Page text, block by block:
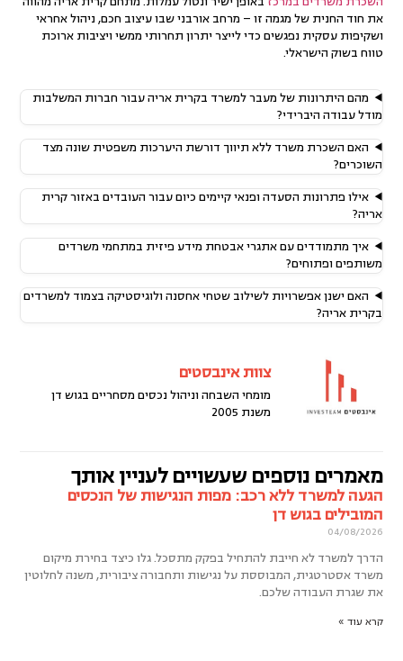
את חוד החנית של מגמה זו – מרחב אורבני שבו עיצוב חכם, ניהול אחראי
ושקיפות עסקית נפגשים כדי לייצר יתרון תחרותי ממשי ויציבות ארוכת
טווח בשוק הישראלי.
מהם היתרונות של מעבר למשרד בקרית אריה עבור חברות המשלבות
מודל עבודה היברידי?
האם השכרת משרד ללא תיווך דורשת היערכות משפטית שונה מצד
השוכרים?
אילו פתרונות הסעדה ופנאי קיימים כיום עבור העובדים באזור קרית
אריה?
איך מתמודדים עם אתגרי אבטחת מידע פיזית במתחמי משרדים
משותפים ופתוחים?
האם ישנן אפשרויות לשילוב שטחי אחסנה ולוגיסטיקה בצמוד למשרדים
בקרית אריה?
צוות אינבסטים
מומחי השבחה וניהול נכסים מסחריים בגוש דן
משנת 2005
מאמרים נוספים שעשויים לעניין אותך
הגעה למשרד ללא רכב: מפות הנגישות של הנכסים
המובילים בגוש דן
04/08/2026
הדרך למשרד לא חייבת להתחיל בפקק מתסכל. גלו כיצד בחירת מיקום
משרד אסטרטגית, המבוססת על נגישות ותחבורה ציבורית, משנה לחלוטין
את שגרת העבודה שלכם.
קרא עוד »